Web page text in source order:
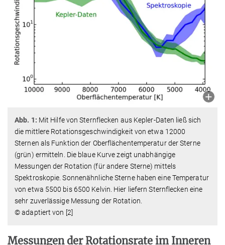
Abb. 1: Mit Hilfe von Sternflecken aus Kepler-Daten ließ sich
die mittlere Rotationsgeschwindigkeit von etwa 12000
Sternen als Funktion der Oberflächentemperatur der Sterne
(grün) ermitteln. Die blaue Kurve zeigt unabhängige
Messungen der Rotation (für andere Sterne) mittels
Spektroskopie. Sonnenähnliche Sterne haben eine Temperatur
von etwa 5500 bis 6500 Kelvin. Hier liefern Sternflecken eine
sehr zuverlässige Messung der Rotation.
© adaptiert von [2]
Messungen der Rotationsrate im Inneren